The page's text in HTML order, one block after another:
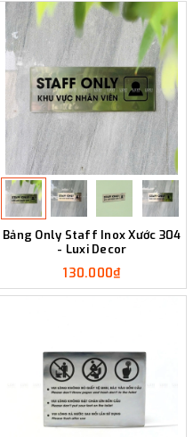
Bảng Only Staff Inox Xước 304
- Luxi Decor
130.000₫